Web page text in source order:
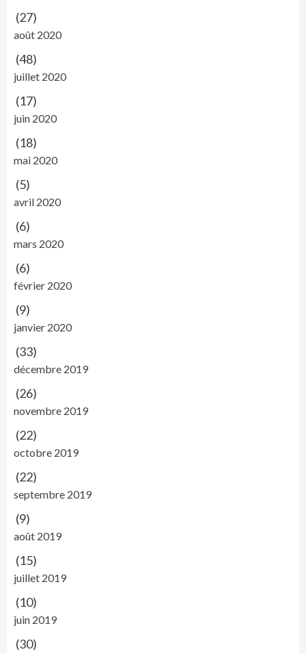
(27)
août 2020
(48)
juillet 2020
(17)
juin 2020
(18)
mai 2020
(5)
avril 2020
(6)
mars 2020
(6)
février 2020
(9)
janvier 2020
(33)
décembre 2019
(26)
novembre 2019
(22)
octobre 2019
(22)
septembre 2019
(9)
août 2019
(15)
juillet 2019
(10)
juin 2019
(30)